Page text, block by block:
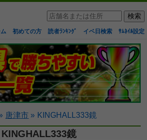
初めての方 読者ﾗﾝｷﾝｸﾞ イベ日検索 ｻﾑﾈｲﾙ設定
唐津市 » KINGHALL333鏡
KINGHALL333鏡